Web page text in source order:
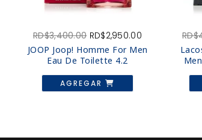
RD$3,400.00 El
precio
original
era:
RD$3,400.00.
RD$2,950.00El
precio
actual
RD$2,950.00.
JOOP Joop! Homme For Men
Eau De Toilette 4.2
AGREGAR
RD$